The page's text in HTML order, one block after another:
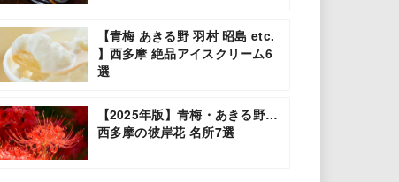
【青梅 あきる野 羽村 昭島 etc.
】西多摩 絶品アイスクリーム6
選
【2025年版】青梅・あきる野…
西多摩の彼岸花 名所7選